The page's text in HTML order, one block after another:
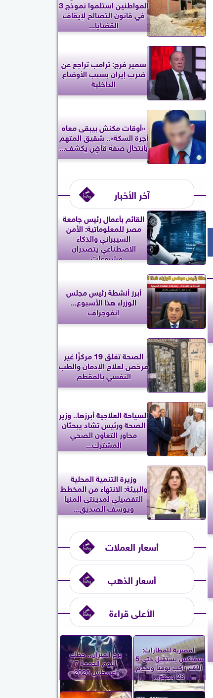
المواطنين استلموا نموذج 3
في قانون التصالح لإيقاف
القضايا...
سمير فرج: ترامب تراجع عن
ضرب إيران بسبب الأوضاع
الداخلية
«أوقات مكنش بيبقى معاه
أجرة السكة».. شقيق المتهم
بانتحال صفة قاضٍ يكشف...
آخر الأخبار
القائم بأعمال رئيس جامعة
مصر للمعلوماتية: الأمن
السيبراني والذكاء
الاصطناعي يتصدران
مشروعات...
أبرز أنشطة رئيس مجلس
الوزراء هذا الأسبوع...
إنفوجراف
الصحة تغلق 19 مركزًا غير
مرخص لعلاج الإدمان والطب
النفسي بالمقطم
السياحة العلاجية أبرزها.. وزير
الصحة ورئيس تشاد يبحثان
محاور التعاون الصحي
المشترك...
وزيرة التنمية المحلية
والبيئة: الانتهاء من المخطط
التفصيلي لمدينتي المنيا
ويوسف الصديق...
أسعار العملات
أسعار الذهب
الأعلى قراءة
المصرية للمطارات:
سفنكس يستقبل حتى 5
آلاف راكب يوميًا ويخدم
28 وجهة...
برج الميزان.. حظك
اليوم الجمعة 7
أغسطس 2026